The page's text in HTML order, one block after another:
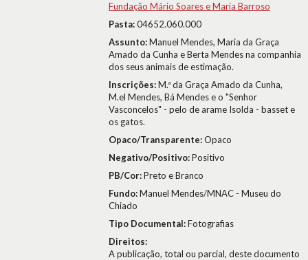
Fundação Mário Soares e Maria Barroso
Pasta:04652.060.000
Assunto:Manuel Mendes, Maria da Graça
Amado da Cunha e Berta Mendes na companhia
dos seus animais de estimação.
Inscrições:M.ª da Graça Amado da Cunha,
M.el Mendes, Bá Mendes e o "Senhor
Vasconcelos" - pelo de arame Isolda - basset e
os gatos.
Opaco/Transparente:Opaco
Negativo/Positivo:Positivo
PB/Cor:Preto e Branco
Fundo:Manuel Mendes/MNAC - Museu do
Chiado
Tipo Documental:Fotografias
Direitos:
A publicação, total ou parcial, deste documento